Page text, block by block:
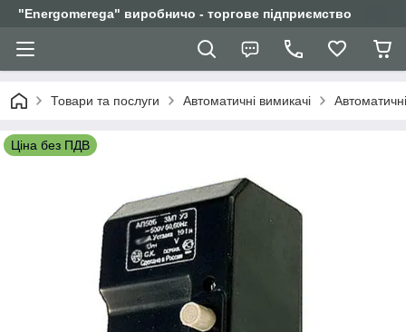
"Еnergomerega" виробничо - торгове підприємство
Товари та послуги Автоматичні вимикачі
Ціна без ПДВ